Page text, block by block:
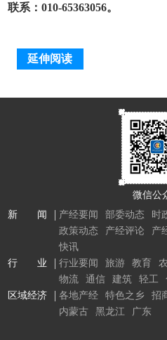
联系：010-65363056。
延伸阅读
微信公
新 闻
产经要闻 部委动态 时
政策动态
产经评论 产
快讯
行 业
行业要闻 旅游 教育
物流
通信 建筑 轻工
区域经济
各地产经 特色之乡 招
内蒙古
黑龙江 广东